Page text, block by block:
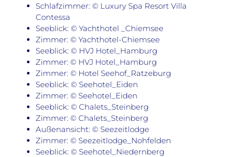
Schlafzimmer: © Luxury Spa Resort Villa
Contessa
Seeblick: © Yachthotel _Chiemsee
Zimmer: © Yachthotel-Chiemsee
Seeblick: © HVJ Hotel_Hamburg
Zimmer: © HVJ Hotel_Hamburg
Zimmer: © Hotel Seehof_Ratzeburg
Seeblick: © Seehotel_Eiden
Zimmer: © Seehotel_Eiden
Seeblick: © Chalets_Steinberg
Zimmer: © Chalets_Steinberg
Außenansicht: © Seezeitlodge
Zimmer: © Seezeitlodge_Nohfelden
Seeblick: © Seehotel_Niedernberg